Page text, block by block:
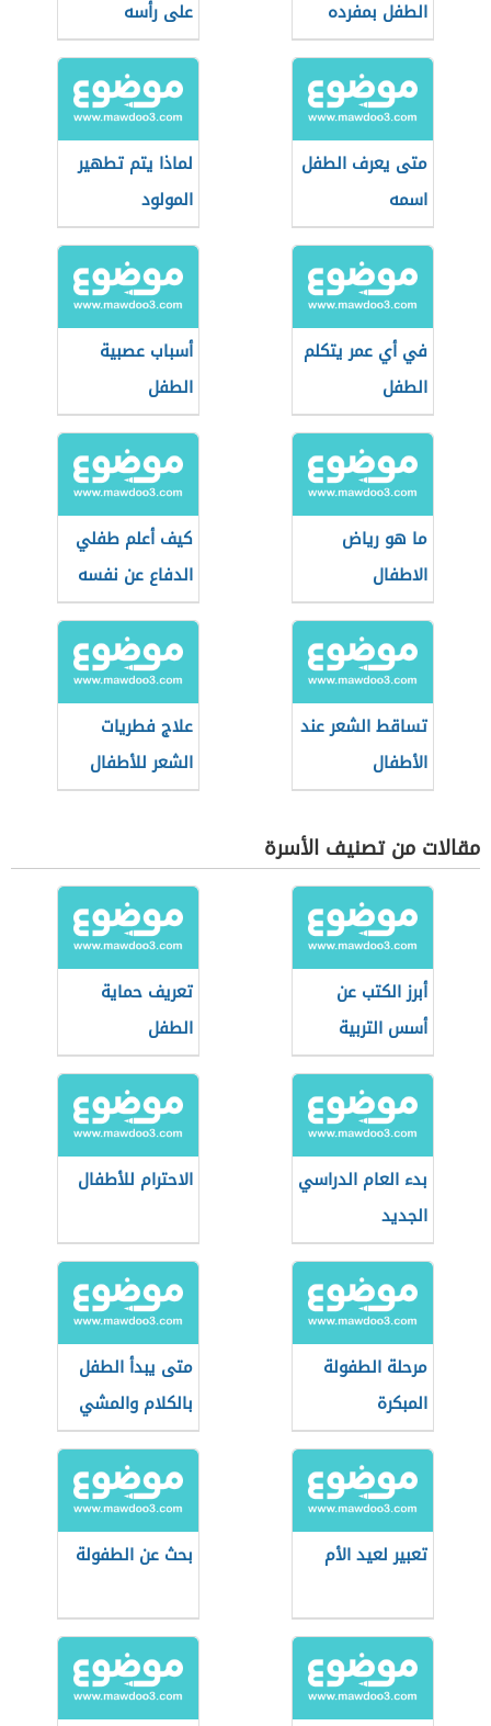
الطفل بمفرده على رأسه
متى يعرف الطفل
اسمه
لماذا يتم تطهير
المولود
في أي عمر يتكلم
الطفل
أسباب عصبية
الطفل
ما هو رياض
الاطفال
كيف أعلم طفلي
الدفاع عن نفسه
تساقط الشعر عند
الأطفال
علاج فطريات
الشعر للأطفال
مقالات من تصنيف الأسرة
أبرز الكتب عن
أسس التربية
تعريف حماية
الطفل
بدء العام الدراسي
الجديد
الاحترام للأطفال
مرحلة الطفولة
المبكرة
متى يبدأ الطفل
بالكلام والمشي
تعبير لعيد الأم بحث عن الطفولة